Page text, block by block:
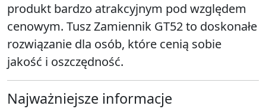
produkt bardzo atrakcyjnym pod względem
cenowym. Tusz Zamiennik GT52 to doskonałe
rozwiązanie dla osób, które cenią sobie
jakość i oszczędność.
Najważniejsze informacje